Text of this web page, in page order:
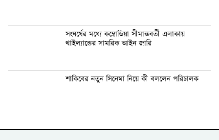
সংঘর্ষের মধ্যে কম্বোডিয়া সীমান্তবর্তী এলাকায়
থাইল্যান্ডের সামরিক আইন জারি
শাকিবের নতুন সিনেমা নিয়ে কী বললেন পরিচালক